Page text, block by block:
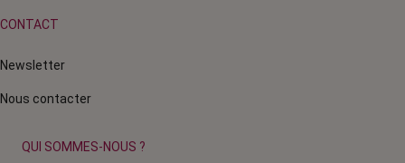
CONTACT
Newsletter
Nous contacter
QUI SOMMES-NOUS ?